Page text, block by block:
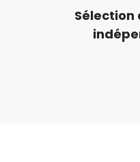
Sélection